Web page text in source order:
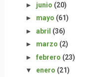
► junio (20)
► mayo (61)
► abril (36)
► marzo (2)
► febrero (23)
▼ enero (21)